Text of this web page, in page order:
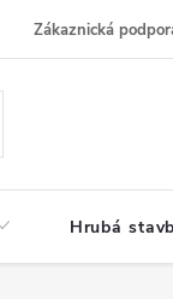
Zákaznická
Kontakt
Hrubá